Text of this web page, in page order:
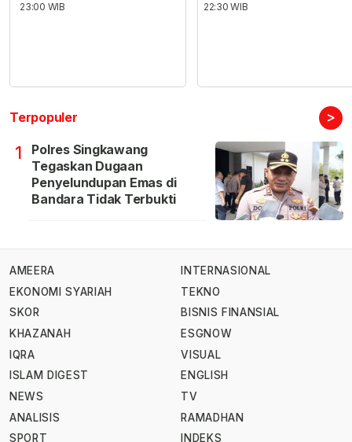
23:00 WIB
22:30 WIB
Terpopuler >
1
Polres Singkawang
Tegaskan Dugaan
Penyelundupan Emas di
Bandara Tidak Terbukti
AMEERA
EKONOMI SYARIAH
SKOR
KHAZANAH
IQRA
ISLAM DIGEST
NEWS
ANALISIS
SPORT
INTERNASIONAL
TEKNO
BISNIS FINANSIAL
ESGNOW
VISUAL
ENGLISH
TV
RAMADHAN
INDEKS